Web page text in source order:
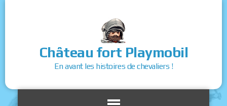
Château fort Playmobil
En avant les histoires de chevaliers !